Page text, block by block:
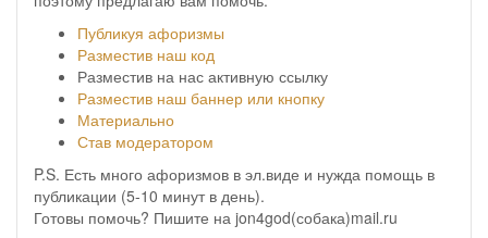
Публикуя афоризмы
Разместив наш код
Разместив на нас активную ссылку
Разместив наш баннер или кнопку
Материально
Став модератором
P.S. Есть много афоризмов в эл.виде и нужда помощь в
публикации (5-10 минут в день).
Готовы помочь? Пишите на jon4god(собака)mail.ru